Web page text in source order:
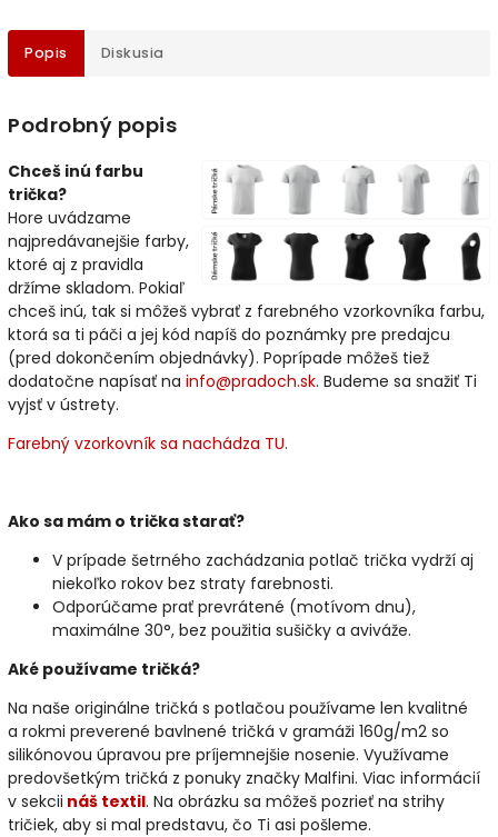
Popis Diskusia
Podrobný popis
Chceš inú farbu
trička?
Hore uvádzame
najpredávanejšie farby,
ktoré aj z pravidla
držíme skladom. Pokiaľ
chceš inú, tak si môžeš vybrať z farebného vzorkovníka farbu,
ktorá sa ti páči a jej kód napíš do poznámky pre predajcu
(pred dokončením objednávky). Poprípade môžeš tiež
dodatočne napísať na info@pradoch.sk. Budeme sa snažiť Ti
vyjsť v ústrety.
Farebný vzorkovník sa nachádza TU.
Ako sa mám o trička starať?
V prípade šetrného zachádzania potlač trička vydrží aj
niekoľko rokov bez straty farebnosti.
Odporúčame prať prevrátené (motívom dnu),
maximálne 30°, bez použitia sušičky a aviváže.
Aké používame tričká?
Na naše originálne tričká s potlačou používame len kvalitné
a rokmi preverené bavlnené tričká v gramáži 160g/m2 so
silikónovou úpravou pre príjemnejšie nosenie. Využívame
predovšetkým tričká z ponuky značky Malfini. Viac informácií
v sekcii náš textil. Na obrázku sa môžeš pozrieť na strihy
tričiek, aby si mal predstavu, čo Ti asi pošleme.